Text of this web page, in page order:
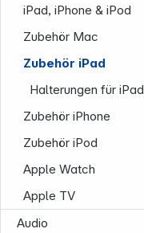
iPad, iPhone & iPod
Zubehör Mac
Zubehör iPad
Halterungen für iPad
Zubehör iPhone
Zubehör iPod
Apple Watch
Apple TV
Audio